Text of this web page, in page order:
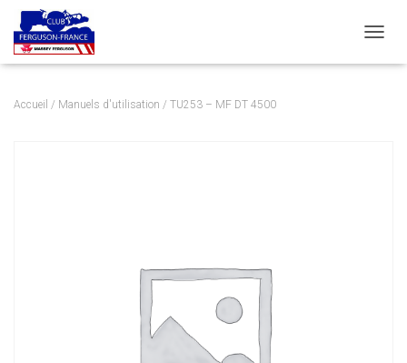
Accueil / Manuels d'utilisation / TU253 – MF DT 4500